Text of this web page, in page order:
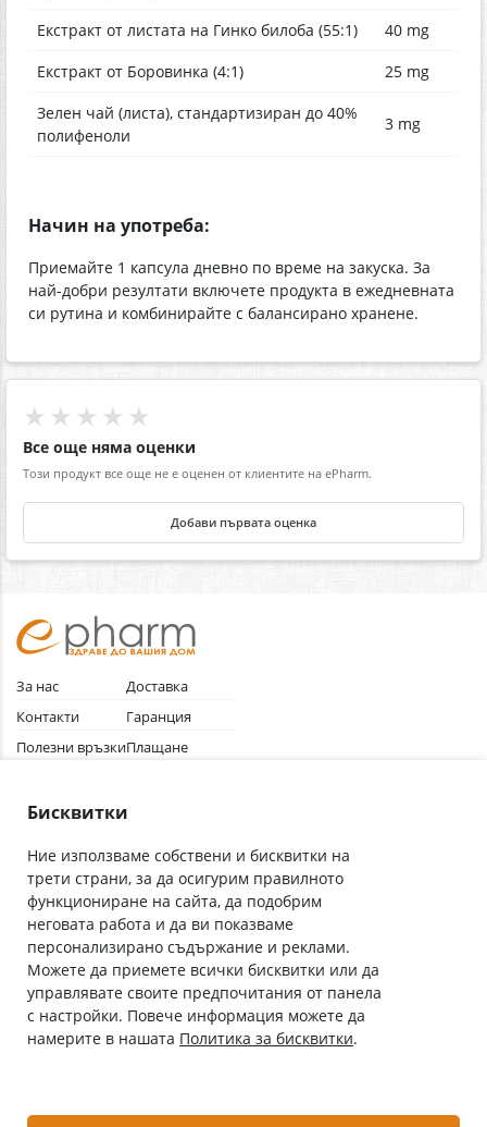
Екстракт от листата на Гинко билоба (55:1)
40 mg
Екстракт от Боровинка (4:1)
25 mg
Зелен чай (листа), стандартизиран до 40%
полифеноли
3 mg
Начин на употреба:
Приемайте 1 капсула дневно по време на закуска. За
най-добри резултати включете продукта в ежедневната
си рутина и комбинирайте с балансирано хранене.
★★★★★
Все още няма оценки
Този продукт все още не е оценен от клиентите на ePharm.
Добави първата оценка
За нас
Контакти
Полезни връзки
Общи условия
Доставка
Гаранция
Плащане
Абонирай се за нашия бюлетин
С абонамента се съгласявам сПолитиката за лични данни.
Онлайн аптека, част от аптеки „Ванчева“
Бисквитки
Ние използваме собствени и бисквитки на
трети страни, за да осигурим правилното
функциониране на сайта, да подобрим
неговата работа и да ви показваме
персонализирано съдържание и реклами.
Можете да приемете всички бисквитки или да
управлявате своите предпочитания от панела
с настройки. Повече информация можете да
намерите в нашата Политика за бисквитки.